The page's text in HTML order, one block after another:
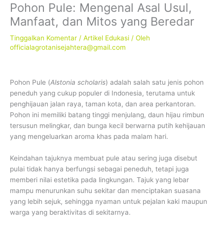
Pohon Pule: Mengenal Asal Usul,
Manfaat, dan Mitos yang Beredar
Tinggalkan Komentar / Artikel Edukasi / Oleh
officialagrotanisejahtera@gmail.com
Pohon Pule (Alstonia scholaris) adalah salah satu jenis pohon
peneduh yang cukup populer di Indonesia, terutama untuk
penghijauan jalan raya, taman kota, dan area perkantoran.
Pohon ini memiliki batang tinggi menjulang, daun hijau rimbun
tersusun melingkar, dan bunga kecil berwarna putih kehijauan
yang mengeluarkan aroma khas pada malam hari.
Keindahan tajuknya membuat pule atau sering juga disebut
pulai tidak hanya berfungsi sebagai peneduh, tetapi juga
memberi nilai estetika pada lingkungan. Tajuk yang lebar
mampu menurunkan suhu sekitar dan menciptakan suasana
yang lebih sejuk, sehingga nyaman untuk pejalan kaki maupun
warga yang beraktivitas di sekitarnya.